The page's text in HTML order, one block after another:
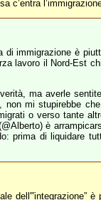
c’entra
immigrazione è
lavoro il Nord-Est
ma averle
non mi stupirebbe
o verso tante
è
prima di liquidare
dell'”integrazione”